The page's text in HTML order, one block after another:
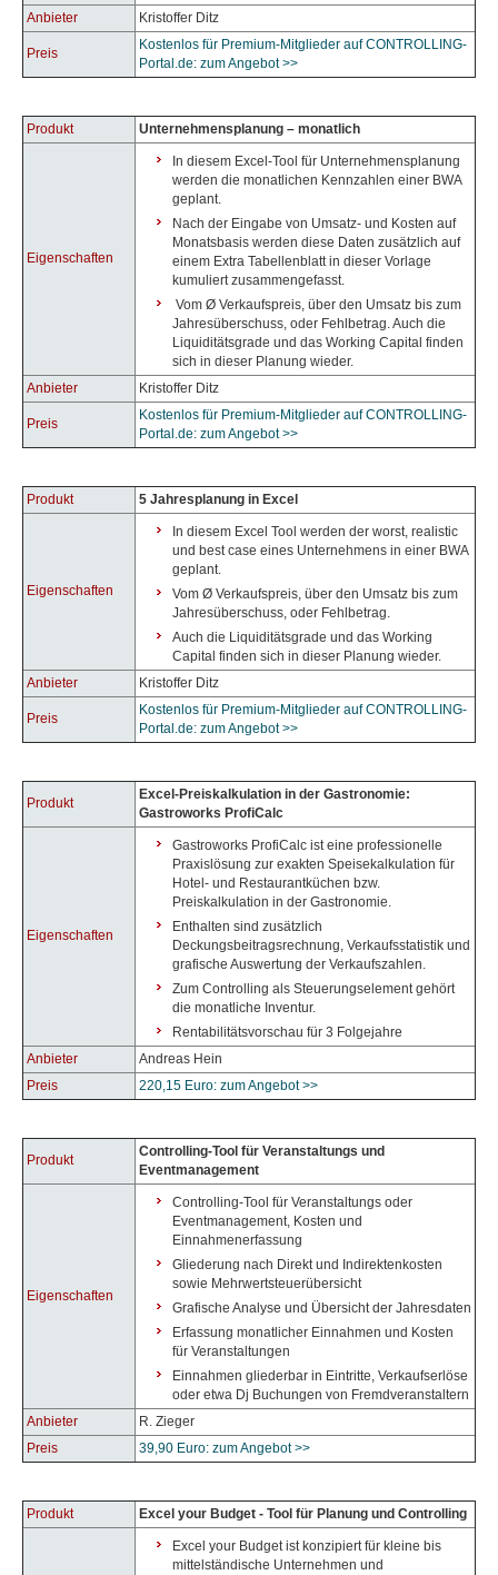
Anbieter
Kristoffer Ditz
Preis
Kostenlos für Premium-Mitglieder auf CONTROLLING-
Portal.de: zum Angebot >>
Produkt Unternehmensplanung – monatlich
Eigenschaften
In diesem Excel-Tool für Unternehmensplanung
werden die monatlichen Kennzahlen einer BWA
geplant.
Nach der Eingabe von Umsatz- und Kosten auf
Monatsbasis werden diese Daten zusätzlich auf
einem Extra Tabellenblatt in dieser Vorlage
kumuliert zusammengefasst.
Vom Ø Verkaufspreis, über den Umsatz bis zum
Jahresüberschuss, oder Fehlbetrag. Auch die
Liquiditätsgrade und das Working Capital finden
sich in dieser Planung wieder.
Anbieter
Kristoffer Ditz
Preis
Kostenlos für Premium-Mitglieder auf CONTROLLING-
Portal.de: zum Angebot >>
Produkt 5 Jahresplanung in Excel
Eigenschaften
In diesem Excel Tool werden der worst, realistic
und best case eines Unternehmens in einer BWA
geplant.
Vom Ø Verkaufspreis, über den Umsatz bis zum
Jahresüberschuss, oder Fehlbetrag.
Auch die Liquiditätsgrade und das Working
Capital finden sich in dieser Planung wieder.
Anbieter
Kristoffer Ditz
Preis
Kostenlos für Premium-Mitglieder auf CONTROLLING-
Portal.de: zum Angebot >>
Produkt
Excel-Preiskalkulation in der Gastronomie:
Gastroworks ProfiCalc
Eigenschaften
Gastroworks ProfiCalc ist eine professionelle
Praxislösung zur exakten Speisekalkulation für
Hotel- und Restaurantküchen bzw.
Preiskalkulation in der Gastronomie.
Enthalten sind zusätzlich
Deckungsbeitragsrechnung, Verkaufsstatistik und
grafische Auswertung der Verkaufszahlen.
Zum Controlling als Steuerungselement gehört
die monatliche Inventur.
Rentabilitätsvorschau für 3 Folgejahre
Anbieter
Andreas Hein
Preis
220,15 Euro: zum Angebot >>
Produkt
Controlling-Tool für Veranstaltungs und
Eventmanagement
Eigenschaften
Controlling-Tool für Veranstaltungs oder
Eventmanagement, Kosten und
Einnahmenerfassung
Gliederung nach Direkt und Indirektenkosten
sowie Mehrwertsteuerübersicht
Grafische Analyse und Übersicht der Jahresdaten
Erfassung monatlicher Einnahmen und Kosten
für Veranstaltungen
Einnahmen gliederbar in Eintritte, Verkaufserlöse
oder etwa Dj Buchungen von Fremdveranstaltern
Anbieter
R. Zieger
Preis
39,90 Euro: zum Angebot >>
Produkt Excel your Budget - Tool für Planung und Controlling
Excel your Budget ist konzipiert für kleine bis
mittelständische Unternehmen und